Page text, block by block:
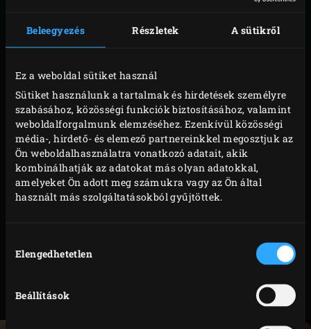
Beleegyezés Részletek A sütikről
Ez a weboldal sütiket használ
Sütiket használunk a tartalmak és hirdetések személyre
szabásához, közösségi funkciók biztosításához, valamint
weboldalforgalmunk elemzéséhez. Ezenkívül közösségi
média-, hirdető- és elemező partnereinkkel megosztjuk az
Ön weboldalhasználatra vonatkozó adatait, akik
kombinálhatják az adatokat más olyan adatokkal,
amelyeket Ön adott meg számukra vagy az Ön által
használt más szolgáltatásokból gyűjtöttek.
kiválasztása
Elengedhetetlen
Beállítások
Az EGGmitt kesztyűért tűzbe tesszük a kezünket. Ez az
tűzálló rost, amilyet az űrhajóknál is használnak. A
szilikon minta tökéletes fogást biztosít.
Az EGGmitt-tel forróbb tüzekhez is nyugodtan
odaállhatsz, mivel ez a hőszigetelő kesztyű elég hosszú
ahhoz, hogy a csuklót és az alkart is védje a Big Green
méretben kapható, mivel mindenki által egyformán